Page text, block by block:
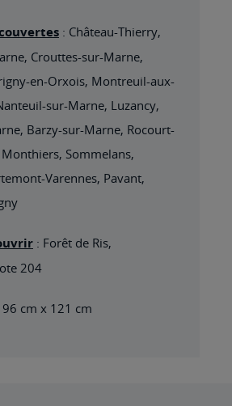
: Château-Thierry,
Crouttes-sur-Marne,
en-Orxois, Montreuil-aux-
sur-Marne, Luzancy,
Barzy-sur-Marne, Rocourt-
Sommelans,
Varennes, Pavant,
: Forêt de Ris,
204
cm x 121 cm